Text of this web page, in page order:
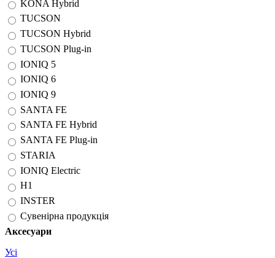
KONA Hybrid
TUCSON
TUCSON Hybrid
TUCSON Plug-in
IONIQ 5
IONIQ 6
IONIQ 9
SANTA FE
SANTA FE Hybrid
SANTA FE Plug-in
STARIA
IONIQ Electric
H1
INSTER
Сувенірна продукція
Аксесуари
Усі